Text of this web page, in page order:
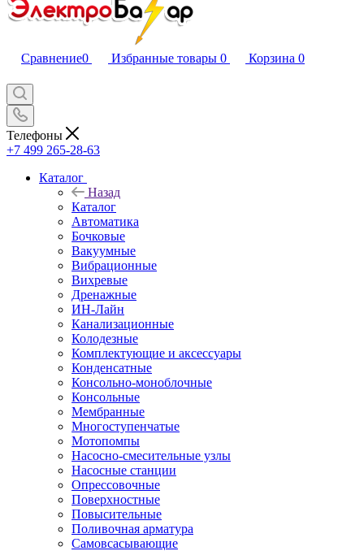
Сравнение0 Избранные товары 0 Корзина 0
Телефоны
+7 499 265-28-63
Каталог
Назад
Каталог
Автоматика
Бочковые
Вакуумные
Вибрационные
Вихревые
Дренажные
ИН-Лайн
Канализационные
Колодезные
Комплектующие и аксессуары
Конденсатные
Консольно-моноблочные
Консольные
Мембранные
Многоступенчатые
Мотопомпы
Насосно-смесительные узлы
Насосные станции
Опрессовочные
Поверхностные
Повысительные
Поливочная арматура
Самовсасывающие